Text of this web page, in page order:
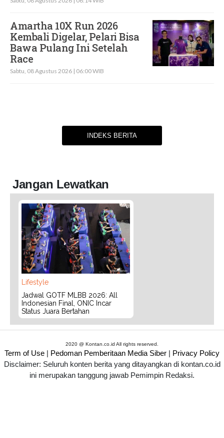
Amartha 10X Run 2026
Kembali Digelar, Pelari Bisa
Bawa Pulang Ini Setelah
Race
Sabtu, 08 Agustus 2026 | 06:00 WIB
INDEKS BERITA
Jangan Lewatkan
Lifestyle
Jadwal GOTF MLBB 2026: All
Indonesian Final, ONIC Incar
Status Juara Bertahan
2020 @ Kontan.co.id All rights reserved.
Term of Use | Pedoman Pemberitaan Media Siber | Privacy Policy
Disclaimer: Seluruh konten berita yang ditayangkan di kontan.co.id
ini merupakan tanggung jawab Pemimpin Redaksi.